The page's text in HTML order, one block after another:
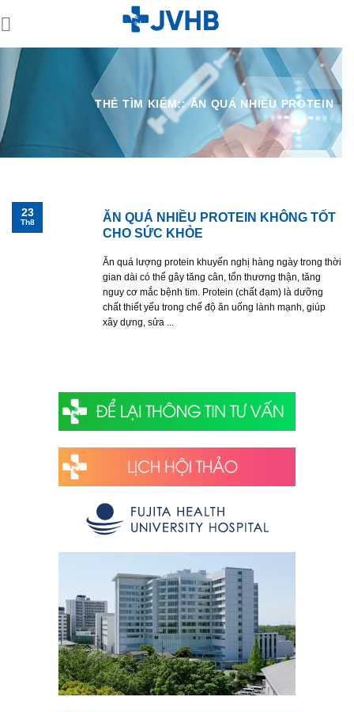
to
content
THẺ TÌM KIẾM::ĂN QUÁ NHIỀU PROTEIN
ĂN QUÁ NHIỀU PROTEIN KHÔNG TỐT
CHO SỨC KHỎE
Ăn quá lượng protein khuyến nghị hàng ngày trong thời
gian dài có thể gây tăng cân, tổn thương thận, tăng
nguy cơ mắc bệnh tim. Protein (chất đạm) là dưỡng
chất thiết yếu trong chế độ ăn uống lành mạnh, giúp
xây dựng, sửa ...
23
Th8